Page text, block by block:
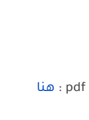
هنا